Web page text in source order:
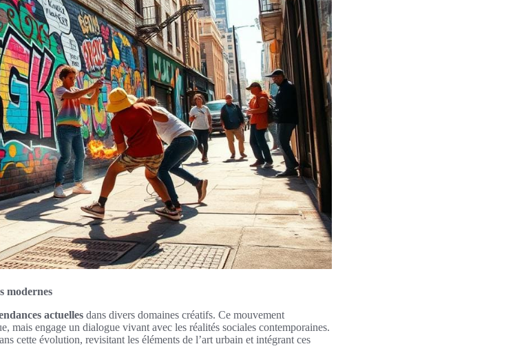
modernes
actuelles dans divers domaines créatifs. Ce mouvement
mais engage un dialogue vivant avec les réalités sociales contemporaines.
cette évolution, revisitant les éléments de l’art urbain et intégrant ces